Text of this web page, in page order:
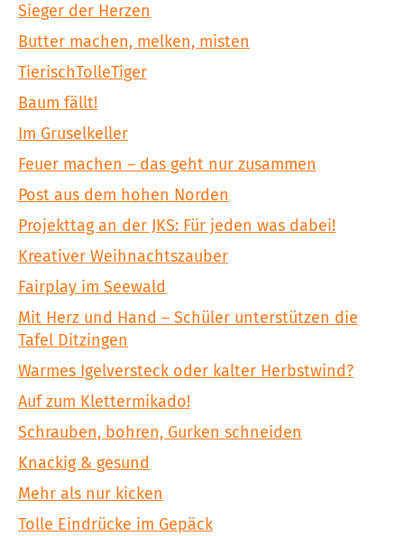
Sieger der Herzen
Butter machen, melken, misten
TierischTolleTiger
Baum fällt!
Im Gruselkeller
Feuer machen – das geht nur zusammen
Post aus dem hohen Norden
Projekttag an der JKS: Für jeden was dabei!
Kreativer Weihnachtszauber
Fairplay im Seewald
Mit Herz und Hand – Schüler unterstützen die
Tafel Ditzingen
Warmes Igelversteck oder kalter Herbstwind?
Auf zum Klettermikado!
Schrauben, bohren, Gurken schneiden
Knackig & gesund
Mehr als nur kicken
Tolle Eindrücke im Gepäck